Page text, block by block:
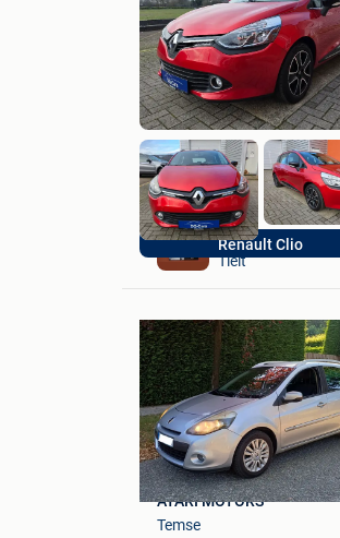
Renault Clio
DQ-CARS bv
Tielt
AYARI MOTORS
Temse